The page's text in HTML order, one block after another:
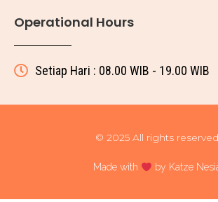
Operational Hours
Setiap Hari : 08.00 WIB - 19.00 WIB
© 2025 All rights reserved
Made with by Katze